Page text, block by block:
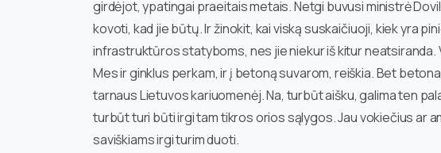
girdėjot, ypatingai praeitais metais. Netgi buvusi ministrė
kovoti, kad jie būtų. Ir žinokit, kai viską suskaičiuoji, kiek yra
infrastruktūros statyboms, nes jie niekur iš kitur
Mes ir ginklus perkam, ir į betoną suvarom, reiškia. Bet
tarnaus Lietuvos kariuomenėj. Na, turbūt aišku, galima ten
turbūt turi būti irgi tam tikros orios sąlygos. Jau vokiečius ar
saviškiams irgi turim duoti.